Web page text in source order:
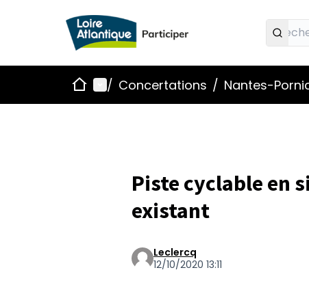
AccueilMenu principal
/ Concertations / Nantes-
Piste cyclable en
existant
Leclercq
12/10/2020 13:11